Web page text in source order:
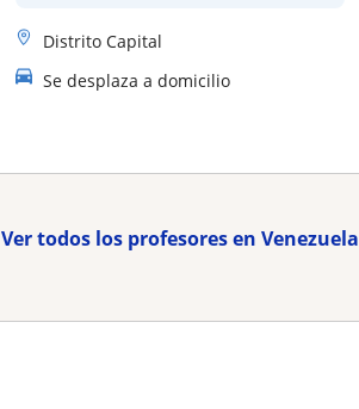
Distrito Capital
Se desplaza a domicilio
Ver todos los profesores en Venezuela